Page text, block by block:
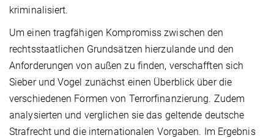
kriminalisiert.
Um einen tragfähigen Kompromiss zwischen den
rechtsstaatlichen Grundsätzen hierzulande und den
Anforderungen von außen zu finden, verschafften sich
Sieber und Vogel zunächst einen Überblick über die
verschiedenen Formen von Terrorfinanzierung. Zudem
analysierten und verglichen sie das geltende deutsche
Strafrecht und die internationalen Vorgaben. Im Ergebnis